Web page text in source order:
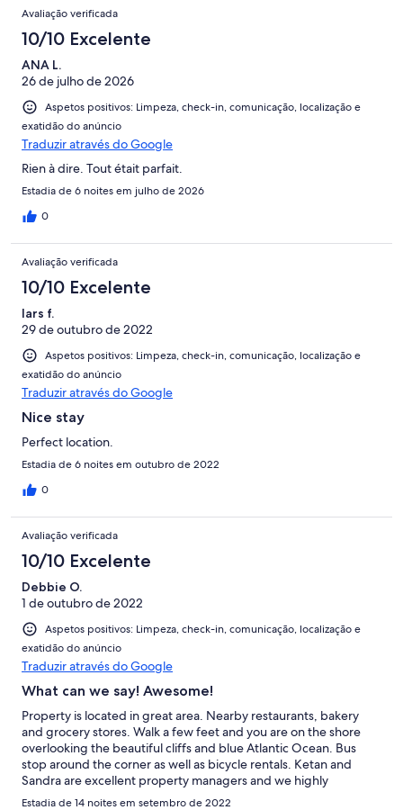
us.
Avaliação verificada
10/10 Excelente
ANA L.
26 de julho de 2026
Aspetos positivos: Limpeza, check-in, comunicação, localização e
exatidão do anúncio
Traduzir através do Google
Rien à dire. Tout était parfait.
Estadia de 6 noites em julho de 2026
0
Avaliação verificada
10/10 Excelente
lars f.
29 de outubro de 2022
Aspetos positivos: Limpeza, check-in, comunicação, localização e
exatidão do anúncio
Traduzir através do Google
Nice stay
Perfect location.
Estadia de 6 noites em outubro de 2022
0
Avaliação verificada
10/10 Excelente
Debbie O.
1 de outubro de 2022
Aspetos positivos: Limpeza, check-in, comunicação, localização e
exatidão do anúncio
Traduzir através do Google
What can we say! Awesome!
Property is located in great area. Nearby restaurants, bakery
and grocery stores. Walk a few feet and you are on the shore
overlooking the beautiful cliffs and blue Atlantic Ocean. Bus
stop around the corner as well as bicycle rentals. Ketan and
Sandra are excellent property managers and we highly
recommend this property!
Estadia de 14 noites em setembro de 2022